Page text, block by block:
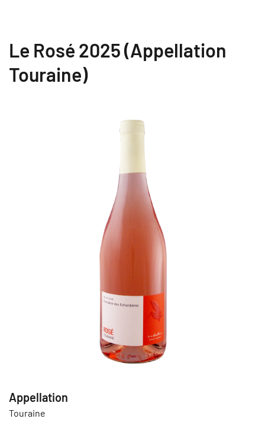
Le Rosé 2025 (Appellation
Touraine)
Appellation
Touraine